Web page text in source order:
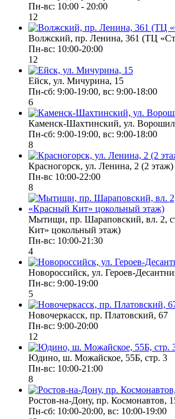
Пн-вс: 10:00 - 20:00
12
Волжский, пр. Ленина, 361 (ТЦ
Пн-вс: 10:00-20:00
12
Ейск, ул. Мичурина, 15
Пн-cб: 9:00-19:00, вс: 9:00-18:00
6
Каменск-Шахтинский, ул.
Пн-сб: 9:00-19:00, вс: 9:00-18:00
8
Красногорск, ул. Ленина, 2 (2 этаж)
Пн-вс 10:00-22:00
8
Мытищи, пр. Шараповский, вл. 2,
Кит» цокольный этаж)
Пн-вс: 10:00-21:30
4
Новороссийск, ул. Героев-
Пн-вс: 9:00-19:00
5
Новочеркасск, пр. Платовский, 67
Пн-вс: 9:00-20:00
12
Юдино, ш. Можайское, 55Б, стр. 3
Пн-вс: 10:00-21:00
8
Ростов-на-Дону, пр. Космонавтов,
Пн-сб: 10:00-20:00, вс: 10:00-19:00